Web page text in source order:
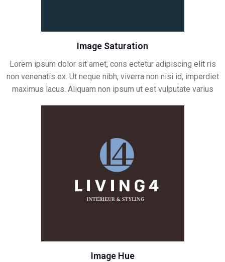
Image Saturation
Lorem ipsum dolor sit amet, cons ectetur adipiscing elit ris
non venenatis ex. Ut neque nibh, viverra non nisi id, imperdiet
maximus lacus. Aliquam non ipsum ut est vulputate varius
Image Hue